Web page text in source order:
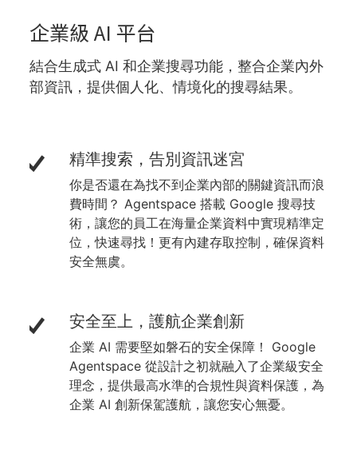
企業級 AI 平台
結合生成式 AI 和企業搜尋功能，整合企業內外
部資訊，提供個人化、情境化的搜尋結果。
精準搜索，告別資訊迷宮
你是否還在為找不到企業內部的關鍵資訊而浪
費時間？ Agentspace 搭載 Google 搜尋技
術，讓您的員工在海量企業資料中實現精準定
位，快速尋找！更有內建存取控制，確保資料
安全無虞。
安全至上，護航企業創新
企業 AI 需要堅如磐石的安全保障！ Google
Agentspace 從設計之初就融入了企業級安全
理念，提供最高水準的合規性與資料保護，為
企業 AI 創新保駕護航，讓您安心無憂。